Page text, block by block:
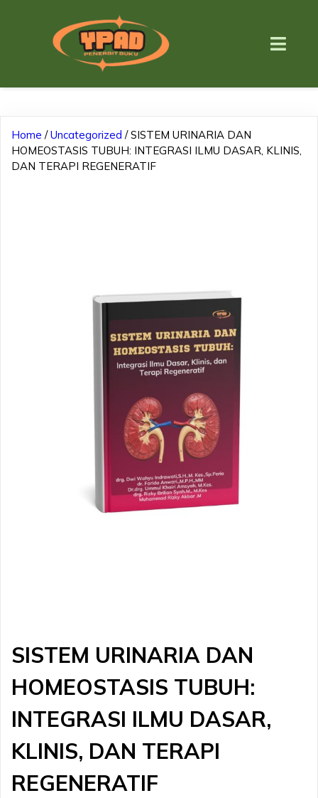
Home /Uncategorized / SISTEM URINARIA DAN
HOMEOSTASIS TUBUH: INTEGRASI ILMU DASAR, KLINIS,
DAN TERAPI REGENERATIF
SISTEM URINARIA DAN
HOMEOSTASIS TUBUH:
INTEGRASI ILMU DASAR,
KLINIS, DAN TERAPI
REGENERATIF